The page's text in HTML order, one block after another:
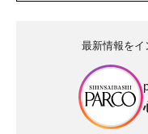
最新情報をイ